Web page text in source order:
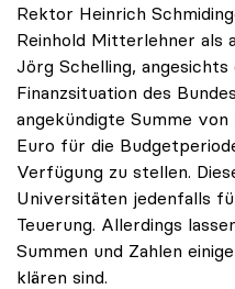
Rektor Heinrich
Reinhold Mitterlehner als
Jörg Schelling,
Finanzsituation des
angekündigte Summe
Euro für die
Verfügung zu stellen.
Universitäten jedenfalls
Teuerung. Allerdings
Summen und Zahlen
klären sind.